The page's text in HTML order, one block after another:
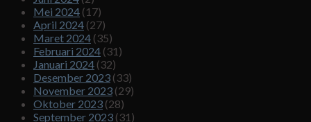
Mei 2024 (17)
April 2024 (27)
Maret 2024 (35)
Februari 2024 (31)
Januari 2024 (32)
Desember 2023 (33)
November 2023 (29)
Oktober 2023 (28)
September 2023 (31)